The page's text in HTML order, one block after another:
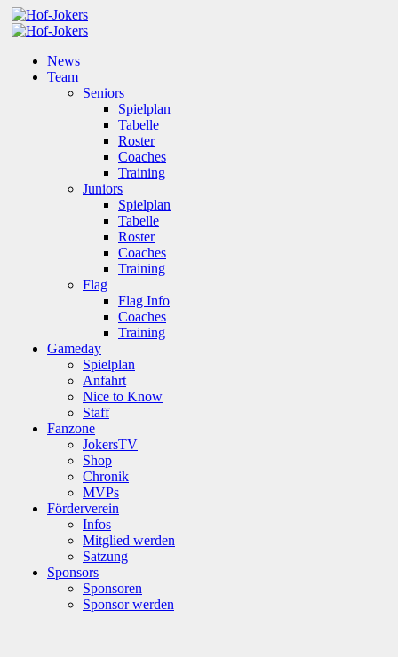
News
Team
Seniors
Spielplan
Tabelle
Roster
Coaches
Training
Juniors
Spielplan
Tabelle
Roster
Coaches
Training
Flag
Flag Info
Coaches
Training
Gameday
Spielplan
Anfahrt
Nice to Know
Staff
Fanzone
JokersTV
Shop
Chronik
MVPs
Förderverein
Infos
Mitglied werden
Satzung
Sponsors
Sponsoren
Sponsor werden